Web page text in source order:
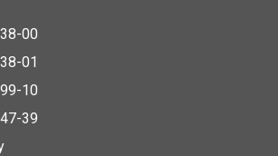
00
01
10
39